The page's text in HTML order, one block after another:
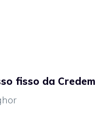
fisso da Credem